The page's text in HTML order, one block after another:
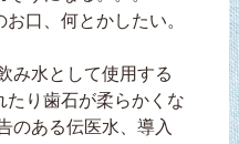
口、何とかしたい。
み水として使用する
たり歯石が柔らかくな
のある伝医水、導入